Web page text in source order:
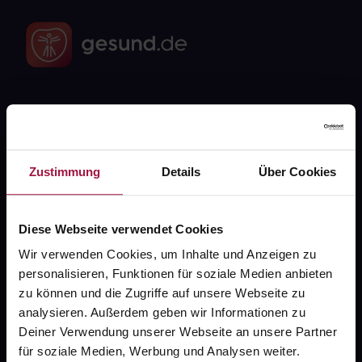
Zustimmung Details Über Cookies
Diese Webseite verwendet Cookies
Wir verwenden Cookies, um Inhalte und Anzeigen zu
personalisieren, Funktionen für soziale Medien anbieten
zu können und die Zugriffe auf unsere Webseite zu
analysieren. Außerdem geben wir Informationen zu
Deiner Verwendung unserer Webseite an unsere Partner
für soziale Medien, Werbung und Analysen weiter.
FAQ
gesund.de
Über uns